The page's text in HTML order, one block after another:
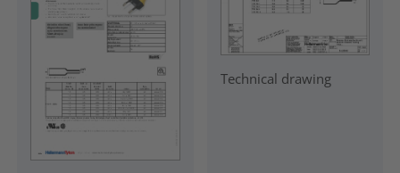
Technical drawing